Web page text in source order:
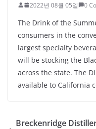
2022년 08월 05일 0
The Drink of the
consumers in the
largest specialty
will be stocking the
across the state. The
available to California
Breckenridge